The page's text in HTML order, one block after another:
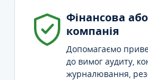
Фінансова
компанія
Допомагаємо
до вимог аудиту,
журналювання,